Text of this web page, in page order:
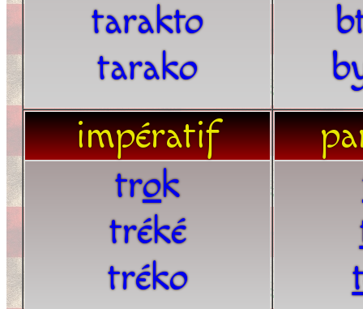
tarakto
tarako
impératif
trok
tréké
tréko
t